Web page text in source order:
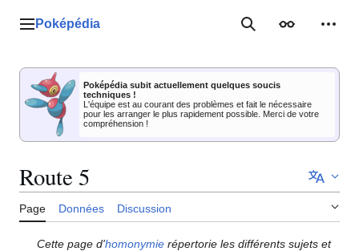
Menu principal
Poképédia RechercherApparence
Poképédia subit actuellement quelques soucis
techniques !
L'équipe est au courant des problèmes et fait le nécessaire
pour les arranger le plus rapidement possible. Merci de votre
compréhension !
Route 5
Page Données Discussion
Cette page d'homonymie répertorie les différents sujets et